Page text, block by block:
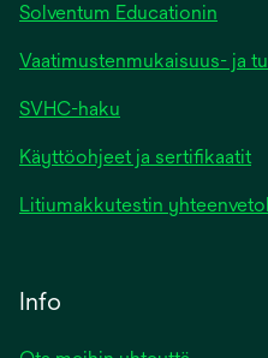
Solventum Educationin
Vaatimustenmukaisuus- ja
SVHC-haku
Käyttöohjeet ja sertifikaatit
Litiumakkutestin
Info